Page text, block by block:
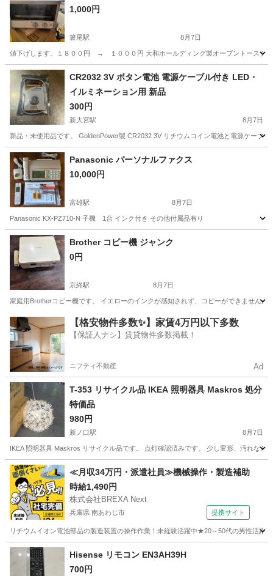
1,000円
箸尾駅 8月7日
値下げします。１８００円 → １０００円 大和ホールディング製オーブントースター
奈良 北葛城郡 キッチン家電 電熱
CR2032 3V ボタン電池 電源ケーブル付き LED・
イルミネーション用 新品
300円
新大宮駅 8月7日
新品・未使用品です。 GoldenPower製 CR2032 3V リチウムコイン電池と電源ケーブ
奈良 奈良市 家電
Panasonic パーソナルファクス
10,000円
富雄駅 8月7日
Panasonic KX-PZ710-N 子機 1台 インク付き その他付属品有り
奈良 奈良市 電話、ＦＡＸ Panasonic
Brother コピー機 ジャンク
0円
京終駅 8月7日
家庭用Brotherコピー機です。 イエローのインクが感知されず、コピーができません
奈良 奈良市 京終駅 電話、ＦＡＸ Brother
【格安物件多数✨】家賃4万円以下多数
【保証人ナシ】賃貸物件多数掲載！
ニフティ不動産 Ad
T-353 リサイクル品 IKEA 照明器具 Maskros 処分
特価品
980円
新ノ口駅 8月7日
IKEA 照明器具 Maskros リサイクル品です。 点灯確認済みです。 少し変形、汚れ
奈良 橿原市 新ノ口駅 その他 IKEA
≪月収34万円・派遣社員≫機械操作・製造補助
時給1,490円
株式会社BREXA Next
兵庫県 南あわじ市 提携サイト
リチウムイオン電池部品の製造装置の操作作業！未経験活躍中★20～50代の男性活
兵庫 南あわじ市 その他
Hisense リモコン EN3AH39H
700円